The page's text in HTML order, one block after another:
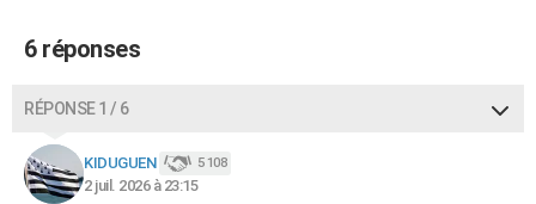
6 réponses
RÉPONSE 1 / 6
KIDUGUEN 5 108
2 juil. 2026 à 23:15